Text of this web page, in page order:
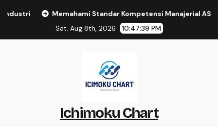
Memahami Standar Kompetensi Manajerial ASN
Sat. Aug 8th, 2026
10:47:39 PM
Ichimoku Chart